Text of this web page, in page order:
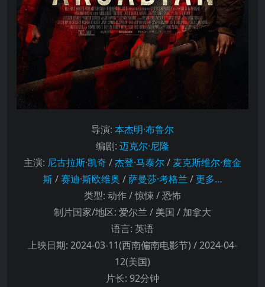
导演: 本杰明·布鲁尔
编剧: 迈克尔·尼隆
主演: 尼古拉斯·凯奇/杰登·马泰尔/ 麦克斯维尔·詹金
斯/赛迪·斯欧维奥 /萨曼莎·考格兰 /更多…
类型: 动作 / 惊悚 / 恐怖
制片国家/地区: 爱尔兰 / 美国 / 加拿大
语言: 英语
上映日期: 2024-03-11(西南偏南电影节) / 2024-04-
12(美国)
片长: 92分钟